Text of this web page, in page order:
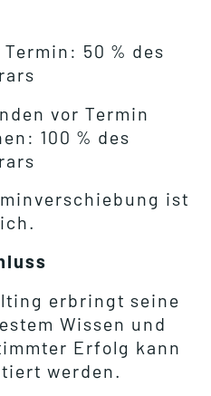
50 % des
vor Termin
100 % des
ist
erbringt seine
Wissen und
Erfolg kann
werden.